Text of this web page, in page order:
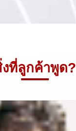
ที่ลูกค้าพูด?